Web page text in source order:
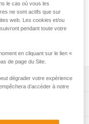
facilement et
NEWTON FAST et
les multiples points
accessibles pour
chantier, une route
le cas où vous les
ne sont actifs que sur
web. Les cookies et/ou
pendant toute votre
en cliquant sur le lien «
de page du Site.
dégrader votre expérience
d’accéder à notre